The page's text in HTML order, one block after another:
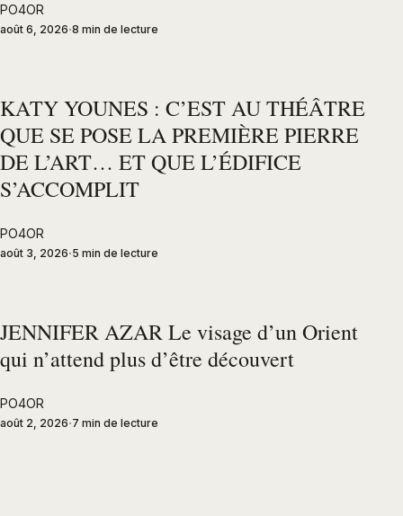
PO4OR
août 6, 2026 8 min de lecture
KATY YOUNES : C’EST AU THÉÂTRE
QUE SE POSE LA PREMIÈRE PIERRE
DE L’ART… ET QUE L’ÉDIFICE
S’ACCOMPLIT
PO4OR
août 3, 2026 5 min de lecture
JENNIFER AZAR Le visage d’un Orient
qui n’attend plus d’être découvert
PO4OR
août 2, 2026 7 min de lecture